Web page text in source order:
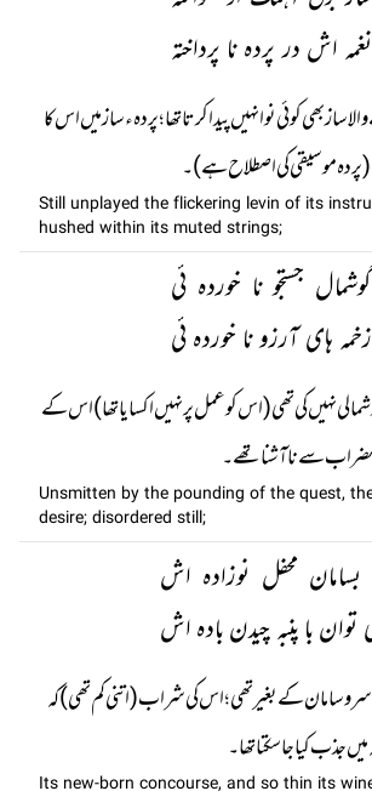
نغمہ اش در پردہ نا پرداختہ
ساز بھی کوئی نوا نہیں پیدا کرتا تھا ؛ پردہء ساز میں اس کا
(پردہ موسیقی کی اصطلاح ہے)۔
Still unplayed the flickering levin of its
hushed within its muted strings;
گوشمال جستجو نا خوردہ ئی
زخمہ ہای آرزو نا خوردہ ئی
نہیں کی تھی (اس کو عمل پر نہیں اکسایا تھا) اس کے
سے نا آشنا تھے۔
Unsmitten by the pounding of the quest,
desire; disordered still;
بسامان محفل نوزادہ اش
توان با پنبہ چیدن بادہ اش
و سامان کے بغیر تھی؛ اس کی شراب (اتنی کم تھی) کہ
جذب کیا جا سکتا تھا۔
Its new-born concourse, and so thin its